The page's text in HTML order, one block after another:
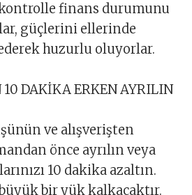
finans durumunu
güçlerini ellerinde
huzurlu oluyorlar.
10 DAKİKA ERKEN AYRILIN
ve alışverişten
önce ayrılın veya
10 dakika azaltın.
bir yük kalkacaktır.